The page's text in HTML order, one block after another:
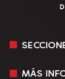
En Vivo
MÁS